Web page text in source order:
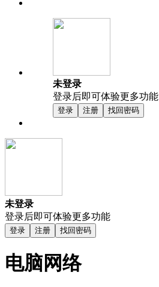
未登录
登录后即可体验更多功能
登录 注册 找回密码
未登录
登录后即可体验更多功能
登录 注册 找回密码
电脑网络